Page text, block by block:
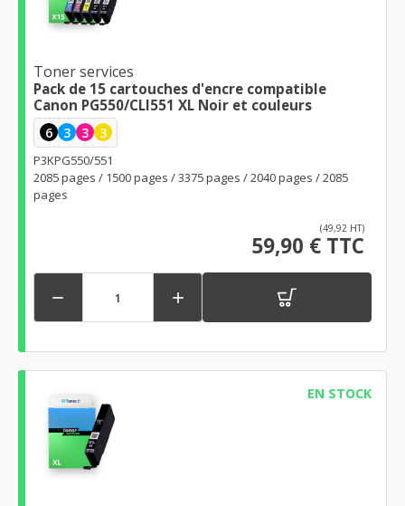
Toner services
Pack de 15 cartouches d'encre compatible
Canon PG550/CLI551 XL Noir et couleurs
6 3 3 3
P3KPG550/551
2085 pages / 1500 pages / 3375 pages / 2040 pages / 2085
pages
(49,92 HT)
59,90 € TTC
 
EN STOCK